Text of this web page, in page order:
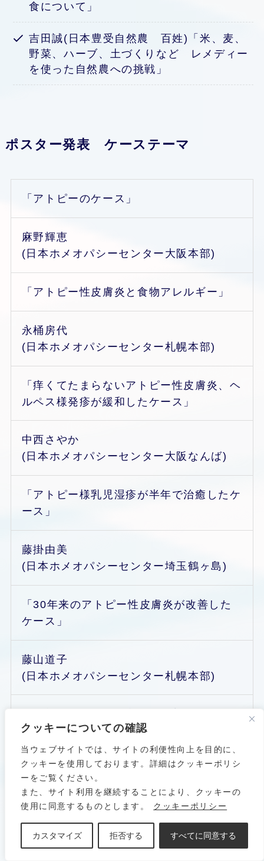
クッキーについての確認
当ウェブサイトでは、サイトの利便性向上を目的に、
クッキーを使用しております。詳細はクッキーポリシ
ーをご覧ください。
また、サイト利用を継続することにより、クッキーの
使用に同意するものとします。
クッキーポリシー
カスタマイズ 拒否する すべてに同意する
食について」
吉田誠(日本豊受自然農 百姓)「米、麦、
野菜、ハーブ、土づくりなど レメディー
を使った自然農への挑戦」
ポスター発表 ケーステーマ
「アトピーのケース」
麻野輝恵
(日本ホメオパシーセンター大阪本部)
「アトピー性皮膚炎と食物アレルギー」
永桶房代
(日本ホメオパシーセンター札幌本部)
「痒くてたまらないアトピー性皮膚炎、ヘ
ルペス様発疹が緩和したケース」
中西さやか
(日本ホメオパシーセンター大阪なんば)
「アトピー様乳児湿疹が半年で治癒したケ
ース」
藤掛由美
(日本ホメオパシーセンター埼玉鶴ヶ島)
「30年来のアトピー性皮膚炎が改善した
ケース」
藤山道子
(日本ホメオパシーセンター札幌本部)
ス」
酒井由紀子
(日本ホメオパシーセンター東京総本部)
「繰り返していた口内炎が改善したケー
ス」